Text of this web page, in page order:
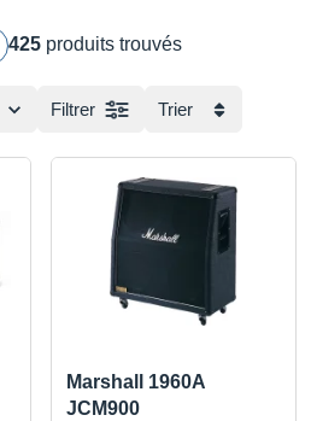
425 produits trouvés
Filtrer Trier
Marshall 1960A
JCM900